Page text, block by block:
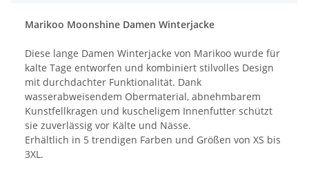
Marikoo Moonshine Damen Winterjacke
Diese lange Damen Winterjacke von Marikoo wurde für
kalte Tage entworfen und kombiniert stilvolles Design
mit durchdachter Funktionalität. Dank
wasserabweisendem Obermaterial, abnehmbarem
Kunstfellkragen und kuscheligem Innenfutter schützt
sie zuverlässig vor Kälte und Nässe.
Erhältlich in 5 trendigen Farben und Größen von XS bis
3XL.